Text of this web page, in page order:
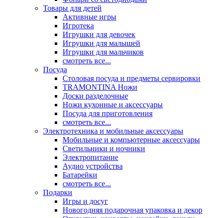
Товары для детей
Активные игры
Игротека
Игрушки для девочек
Игрушки для малышей
Игрушки для мальчиков
смотреть все...
Посуда
Столовая посуда и предметы сервировки
TRAMONTINA Ножи
Доски разделочные
Ножи кухонные и аксессуары
Посуда для приготовления
смотреть все...
Электротехника и мобильные аксессуары
Мобильные и компьютерные аксессуары
Светильники и ночники
Электропитание
Аудио устройства
Батарейки
смотреть все...
Подарки
Игры и досуг
Новогодняя подарочная упаковка и декор